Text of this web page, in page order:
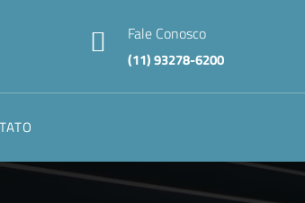
 Fale Conosco
(11) 93278-6200